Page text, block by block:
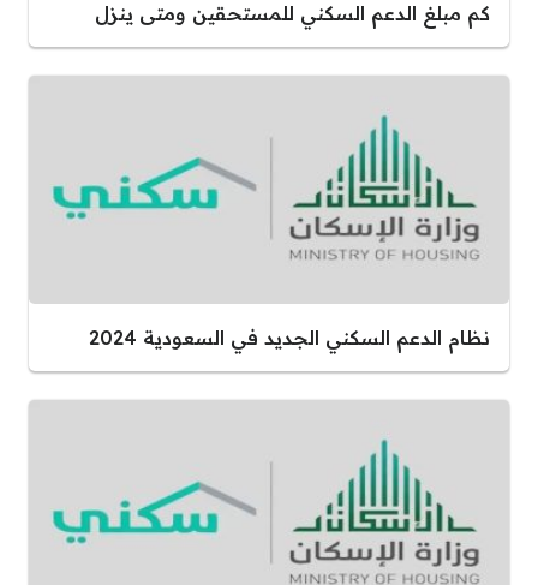
كم مبلغ الدعم السكني للمستحقين ومتى ينزل
نظام الدعم السكني الجديد في السعودية 2024